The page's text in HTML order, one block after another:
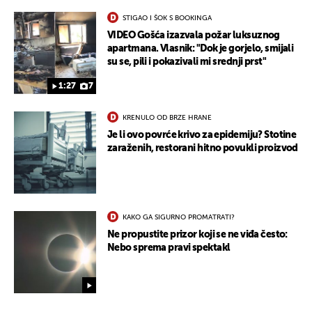
1:27 7
STIGAO I ŠOK S BOOKINGA
VIDEO Gošća izazvala požar luksuznog
apartmana. Vlasnik: "Dok je gorjelo, smijali
su se, pili i pokazivali mi srednji prst"
KRENULO OD BRZE HRANE
Je li ovo povrće krivo za epidemiju? Stotine
zaraženih, restorani hitno povukli proizvod
KAKO GA SIGURNO PROMATRATI?
Ne propustite prizor koji se ne viđa često:
Nebo sprema pravi spektakl